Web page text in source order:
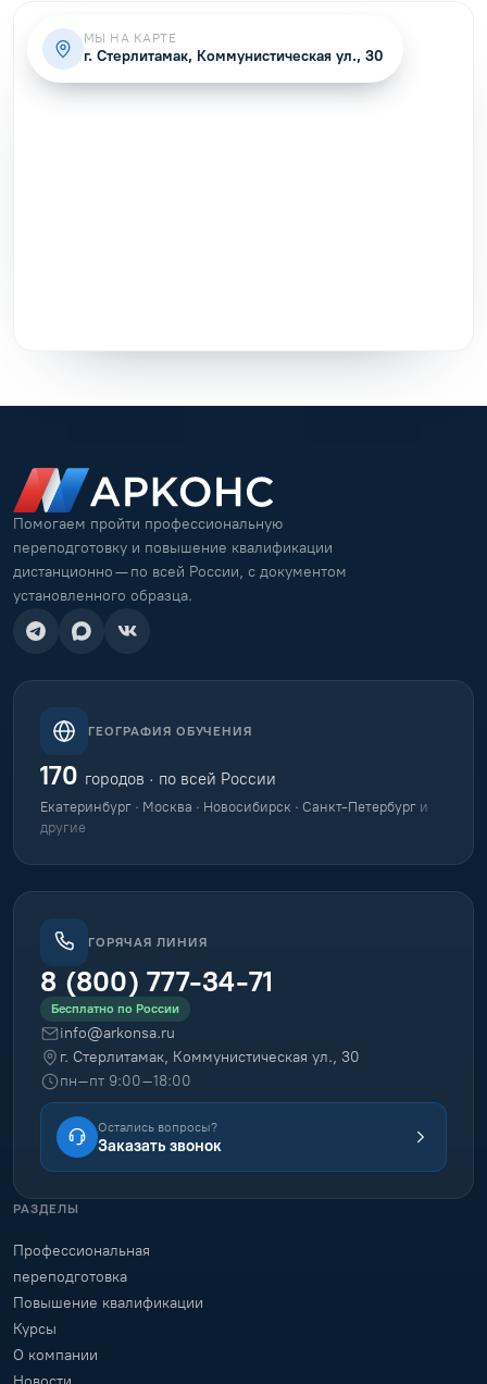
МЫ НА КАРТЕ
г. Стерлитамак, Коммунистическая ул., 30
Помогаем пройти профессиональную
переподготовку и повышение квалификации
дистанционно — по всей России, с документом
установленного образца.
ГЕОГРАФИЯ ОБУЧЕНИЯ
170 городов · по всей России
Екатеринбург · Москва · Новосибирск · Санкт-Петербург и
другие
ГОРЯЧАЯ ЛИНИЯ
8 (800) 777-34-71
Бесплатно по России
info@arkonsa.ru
г. Стерлитамак, Коммунистическая ул., 30
пн–пт 9:00–18:00
Остались вопросы?
Заказать звонок
РАЗДЕЛЫ
Профессиональная
переподготовка
Повышение квалификации
Курсы
О компании